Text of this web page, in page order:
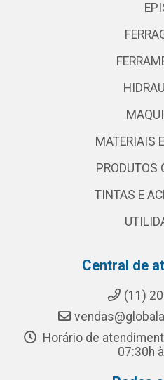
MATERIAIS
PRODUTOS
TINTAS E
Central de
(11)
Horário de
07:30h